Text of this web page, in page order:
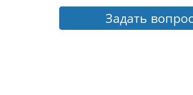
Задать вопрос